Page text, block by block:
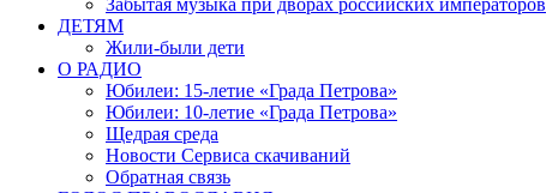
ДЕТЯМ
Жили-были дети
О РАДИО
Юбилеи: 15-летие «Града Петрова»
Юбилеи: 10-летие «Града Петрова»
Щедрая среда
Новости Сервиса скачиваний
Обратная связь